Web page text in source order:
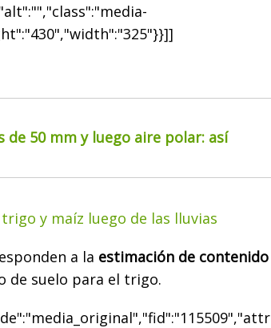
de 50 mm y luego aire polar: así
y maíz luego de las lluvias
a la estimación de contenido
de suelo para el trigo.